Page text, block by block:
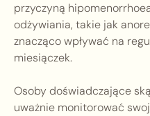
przyczyną
odżywiania, takie jak
znacząco wpływać na
miesiączek.
Osoby doświadczające
uważnie monitorować